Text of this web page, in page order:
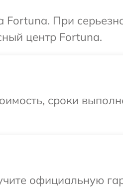
Fortuna. При
центр Fortuna.
сроки
официальную